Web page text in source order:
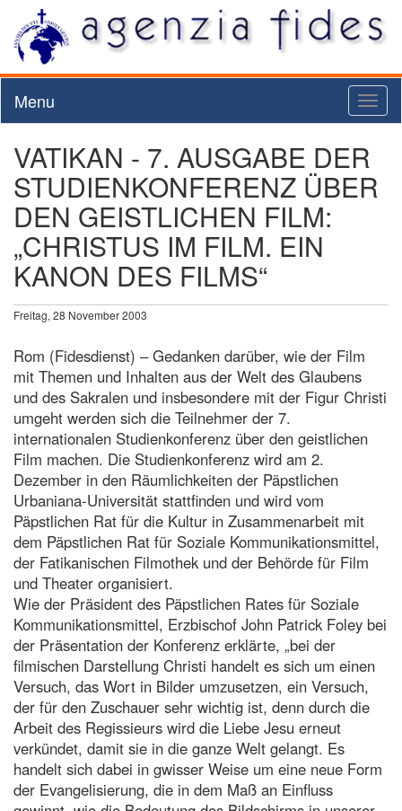
Menu
VATIKAN - 7. AUSGABE DER
STUDIENKONFERENZ ÜBER
DEN GEISTLICHEN FILM:
„CHRISTUS IM FILM. EIN
KANON DES FILMS“
Freitag, 28 November 2003
Rom (Fidesdienst) – Gedanken darüber, wie der Film
mit Themen und Inhalten aus der Welt des Glaubens
und des Sakralen und insbesondere mit der Figur Christi
umgeht werden sich die Teilnehmer der 7.
internationalen Studienkonferenz über den geistlichen
Film machen. Die Studienkonferenz wird am 2.
Dezember in den Räumlichkeiten der Päpstlichen
Urbaniana-Universität stattfinden und wird vom
Päpstlichen Rat für die Kultur in Zusammenarbeit mit
dem Päpstlichen Rat für Soziale Kommunikationsmittel,
der Fatikanischen Filmothek und der Behörde für Film
und Theater organisiert.
Wie der Präsident des Päpstlichen Rates für Soziale
Kommunikationsmittel, Erzbischof John Patrick Foley bei
der Präsentation der Konferenz erklärte, „bei der
filmischen Darstellung Christi handelt es sich um einen
Versuch, das Wort in Bilder umzusetzen, ein Versuch,
der für den Zuschauer sehr wichtig ist, denn durch die
Arbeit des Regissieurs wird die Liebe Jesu erneut
verkündet, damit sie in die ganze Welt gelangt. Es
handelt sich dabei in gwisser Weise um eine neue Form
der Evangelisierung, die in dem Maß an Einfluss